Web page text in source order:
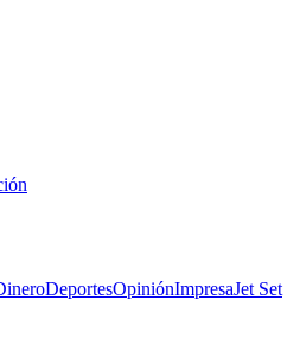
DeportesOpiniónImpresaJet Set